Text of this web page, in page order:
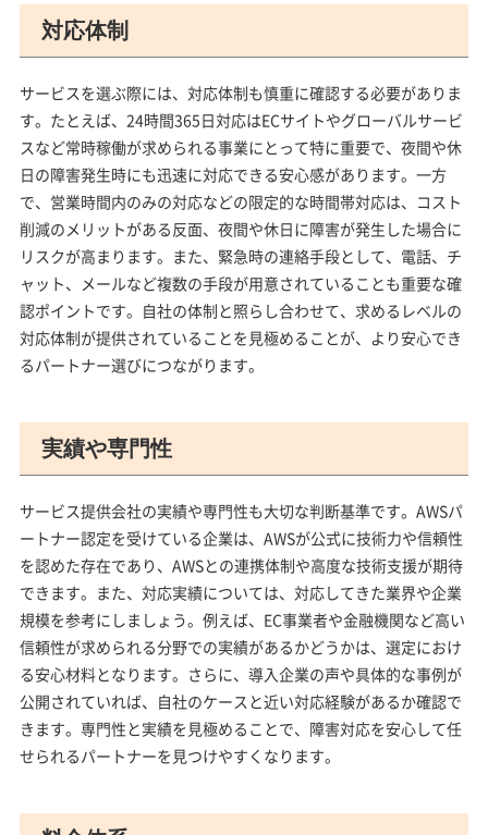
対応体制
サービスを選ぶ際には、対応体制も慎重に確認する必要がありま
す。たとえば、24時間365日対応はECサイトやグローバルサービ
スなど常時稼働が求められる事業にとって特に重要で、夜間や休
日の障害発生時にも迅速に対応できる安心感があります。一方
で、営業時間内のみの対応などの限定的な時間帯対応は、コスト
削減のメリットがある反面、夜間や休日に障害が発生した場合に
リスクが高まります。また、緊急時の連絡手段として、電話、チ
ャット、メールなど複数の手段が用意されていることも重要な確
認ポイントです。自社の体制と照らし合わせて、求めるレベルの
対応体制が提供されていることを見極めることが、より安心でき
るパートナー選びにつながります。
実績や専門性
サービス提供会社の実績や専門性も大切な判断基準です。AWSパ
ートナー認定を受けている企業は、AWSが公式に技術力や信頼性
を認めた存在であり、AWSとの連携体制や高度な技術支援が期待
できます。また、対応実績については、対応してきた業界や企業
規模を参考にしましょう。例えば、EC事業者や金融機関など高い
信頼性が求められる分野での実績があるかどうかは、選定におけ
る安心材料となります。さらに、導入企業の声や具体的な事例が
公開されていれば、自社のケースと近い対応経験があるか確認で
きます。専門性と実績を見極めることで、障害対応を安心して任
せられるパートナーを見つけやすくなります。